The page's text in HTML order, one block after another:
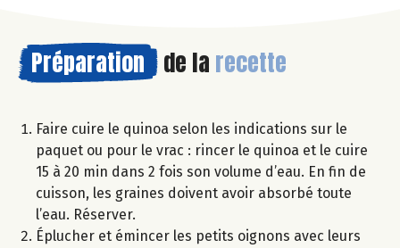
Préparation de la recette
Faire cuire le quinoa selon les indications sur le
paquet ou pour le vrac : rincer le quinoa et le cuire
15 à 20 min dans 2 fois son volume d’eau. En fin de
cuisson, les graines doivent avoir absorbé toute
l’eau. Réserver.
Éplucher et émincer les petits oignons avec leurs